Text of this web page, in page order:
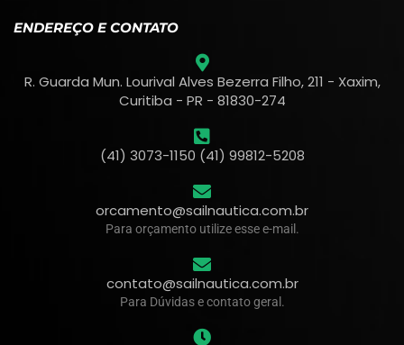
ENDEREÇO E CONTATO
R. Guarda Mun. Lourival Alves Bezerra Filho, 211 - Xaxim,
Curitiba - PR - 81830-274
(41) 3073-1150 (41) 99812-5208
orcamento@sailnautica.com.br
Para orçamento utilize esse e-mail.
contato@sailnautica.com.br
Para Dúvidas e contato geral.